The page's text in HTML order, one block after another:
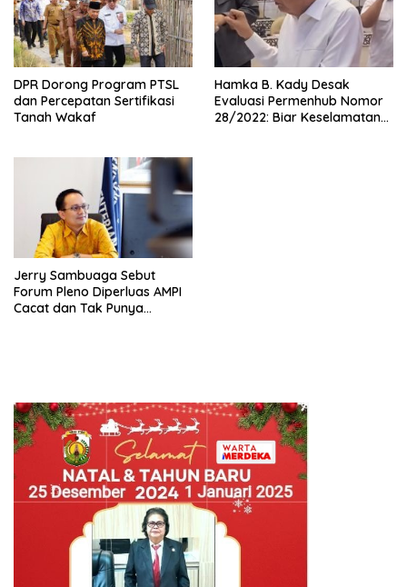
DPR Dorong Program PTSL
dan Percepatan Sertifikasi
Tanah Wakaf
Hamka B. Kady Desak
Evaluasi Permenhub Nomor
28/2022: Biar Keselamatan
Jerry Sambuaga Sebut
Forum Pleno Diperluas AMPI
Cacat dan Tak Punya